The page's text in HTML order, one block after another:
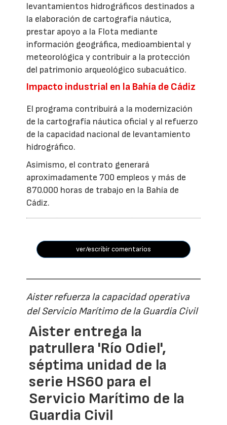
levantamientos hidrográficos destinados a
la elaboración de cartografía náutica,
prestar apoyo a la Flota mediante
información geográfica, medioambiental y
meteorológica y contribuir a la protección
del patrimonio arqueológico subacuático.
Impacto industrial en la Bahía de Cádiz
El programa contribuirá a la modernización
de la cartografía náutica oficial y al refuerzo
de la capacidad nacional de levantamiento
hidrográfico.
Asimismo, el contrato generará
aproximadamente 700 empleos y más de
870.000 horas de trabajo en la Bahía de
Cádiz.
ver/escribir comentarios
Aister refuerza la capacidad operativa
del Servicio Marítimo de la Guardia Civil
Aister entrega la
patrullera 'Río Odiel',
séptima unidad de la
serie HS60 para el
Servicio Marítimo de la
Guardia Civil